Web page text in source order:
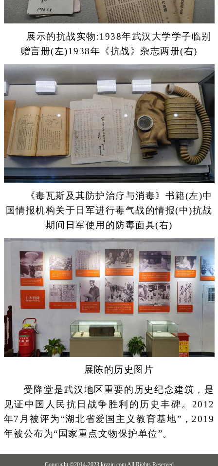
展示的抗战实物:1938年武汉大学学子临别
赠言册(左)1938年《抗战》杂志两册(右)
《毒瓦斯及其防护治疗与消毒》书籍(左)中
国情报机构关于日军进行毒气战的情报(中)抗战
期间日军使用的防毒面具(右)
展陈的历史图片
受降堂是武汉地区重要的历史纪念建筑，是
见证中国人民抗日战争胜利的历史丰碑。2012
年7月被评为“湖北省爱国主义教育基地”，2019
年被公布为“国家重点文物保护单位”。